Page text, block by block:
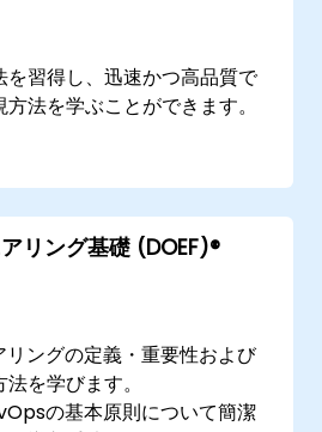
を習得し、迅速かつ高品質で
法を学ぶことができます。
リング基礎 (DOEF)®
ングの定義・重要性および
を学びます。
の基本原則について簡潔